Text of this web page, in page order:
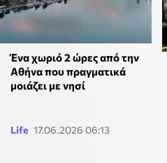
Ένα χωριό 2 ώρες από την
Αθήνα που πραγματικά
μοιάζει με νησί
Life 17.06.2026 06:13